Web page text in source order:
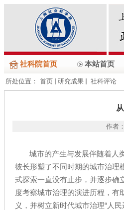
社科院首页 本站首页
所处位置： 首页 研究成果 社科评论
作者
城市的产生与发展伴随着人
彼长形塑了不同时期的城市治理
式探索一直没有止步，并逐步确
度考察城市治理的演进历程，有
义，并树立新时代城市治理“人民